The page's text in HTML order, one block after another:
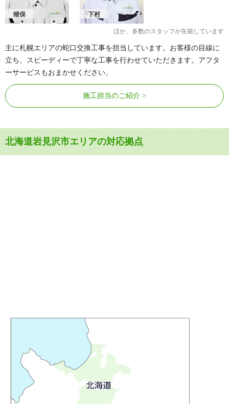
猪俣 下村
ほか、多数のスタッフが在籍しています
主に札幌エリアの蛇口交換工事を担当しています。お客様の目線に
立ち、スピーディーで丁寧な工事を行わせていただきます。アフタ
ーサービスもおまかせください。
施工担当のご紹介
北海道岩見沢市エリアの対応拠点